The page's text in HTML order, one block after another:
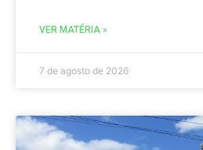
VER MATÉRIA »
7 de agosto de 2026